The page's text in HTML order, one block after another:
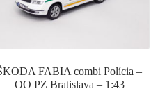
FABIA combi Polícia –
OO PZ Bratislava – 1:43